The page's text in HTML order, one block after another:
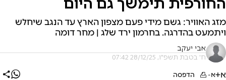
מזג האוויר: גשם מידי פעם מצפון הארץ עד הנגב שיחלש
ויתמעט בהדרגה. בחרמון ירד שלג | מחר דומה
אבי יעקב
ח' בטבת תשפ"ו, 28/12/25 07:42
א+א- הדפסה